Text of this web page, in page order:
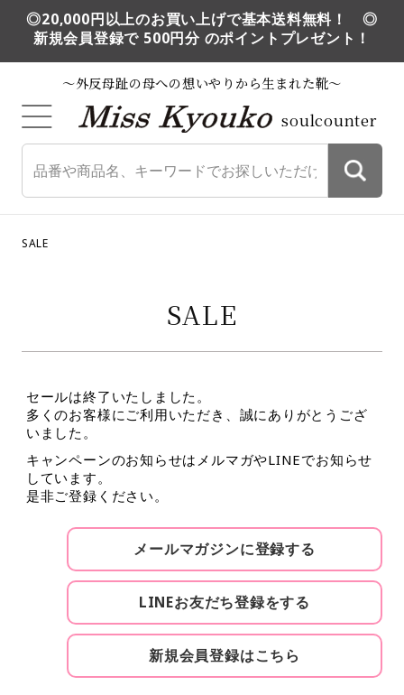
◎20,000円以上のお買い上げで基本送料無料！ ◎
新規会員登録で 500円分 のポイントプレゼント！
～外反母趾の母への想いやりから生まれた靴～
soulcounter
SALE
SALE
セールは終了いたしました。
多くのお客様にご利用いただき、誠にありがとうござ
いました。
キャンペーンのお知らせはメルマガやLINEでお知らせ
しています。
是非ご登録ください。
メールマガジンに登録する
LINEお友だち登録をする
新規会員登録はこちら